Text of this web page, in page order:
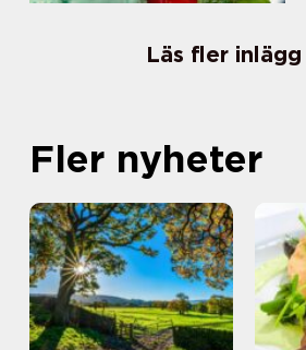
Läs fler inlägg
Fler nyheter